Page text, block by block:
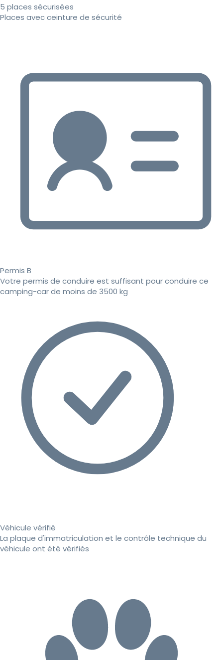
5 places sécurisées
Places avec ceinture de sécurité
Permis B
Votre permis de conduire est suffisant pour conduire ce
camping-car de moins de 3500 kg
Véhicule vérifié
La plaque d'immatriculation et le contrôle technique du
véhicule ont été vérifiés